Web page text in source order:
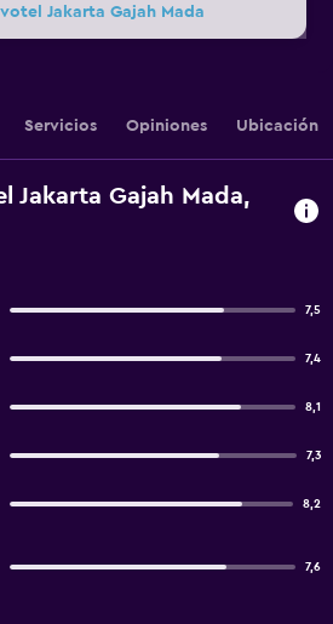
Jakarta Gajah Mada
Servicios Opiniones Ubicación
Jakarta Gajah Mada,
7,5
7,4
8,1
7,3
8,2
7,6